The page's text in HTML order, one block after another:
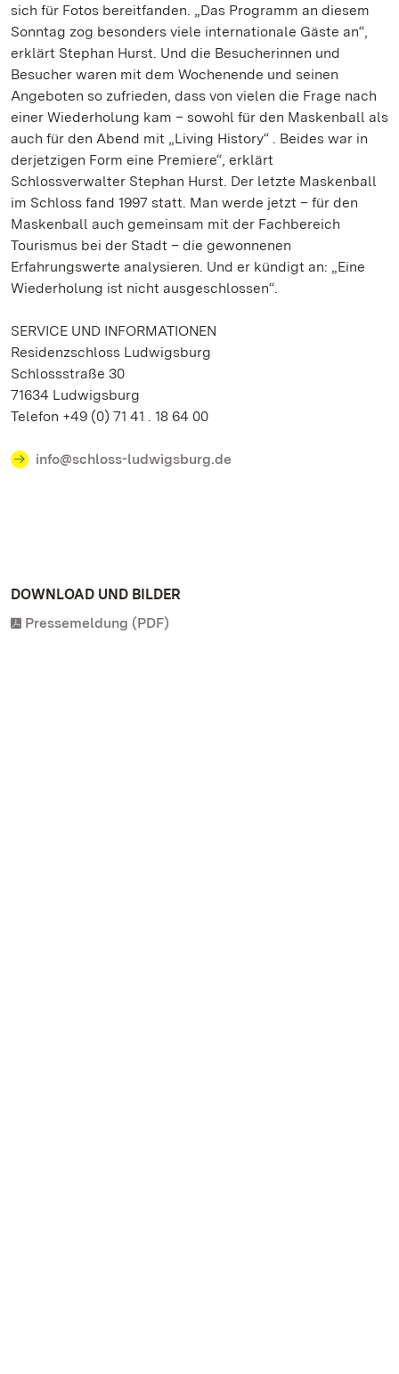
sich für Fotos bereitfanden. „Das Programm an diesem
Sonntag zog besonders viele internationale Gäste an“,
erklärt Stephan Hurst. Und die Besucherinnen und
Besucher waren mit dem Wochenende und seinen
Angeboten so zufrieden, dass von vielen die Frage nach
einer Wiederholung kam – sowohl für den Maskenball als
auch für den Abend mit „Living History“ . Beides war in
derjetzigen Form eine Premiere“, erklärt
Schlossverwalter Stephan Hurst. Der letzte Maskenball
im Schloss fand 1997 statt. Man werde jetzt – für den
Maskenball auch gemeinsam mit der Fachbereich
Tourismus bei der Stadt – die gewonnenen
Erfahrungswerte analysieren. Und er kündigt an: „Eine
Wiederholung ist nicht ausgeschlossen“.
SERVICE UND INFORMATIONEN
Residenzschloss Ludwigsburg
Schlossstraße 30
71634 Ludwigsburg
Telefon +49 (0) 71 41 . 18 64 00
info@schloss-ludwigsburg.de
DOWNLOAD UND BILDER
Pressemeldung (PDF)